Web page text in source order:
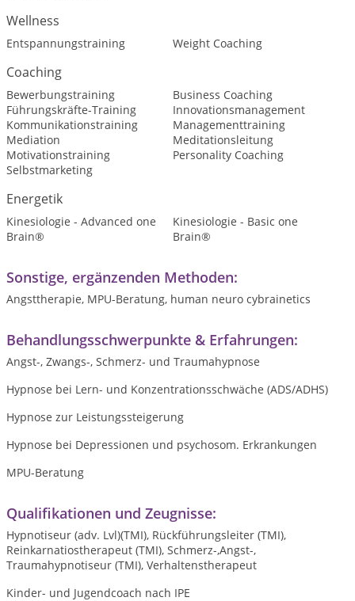
Wellness
Entspannungstraining Weight Coaching
Coaching
Bewerbungstraining
Business Coaching
Führungskräfte-Training
Innovationsmanagement
Kommunikationstraining
Managementtraining
Mediation
Meditationsleitung
Motivationstraining
Personality Coaching
Selbstmarketing
Energetik
Kinesiologie - Advanced one
Brain®
Kinesiologie - Basic one
Brain®
Sonstige, ergänzenden Methoden:
Angsttherapie, MPU-Beratung, human neuro cybrainetics
Behandlungsschwerpunkte & Erfahrungen:
Angst-, Zwangs-, Schmerz- und Traumahypnose
Hypnose bei Lern- und Konzentrationsschwäche (ADS/ADHS)
Hypnose zur Leistungssteigerung
Hypnose bei Depressionen und psychosom. Erkrankungen
MPU-Beratung
Qualifikationen und Zeugnisse:
Hypnotiseur (adv. Lvl)(TMI), Rückführungsleiter (TMI),
Reinkarnatiostherapeut (TMI), Schmerz-,Angst-,
Traumahypnotiseur (TMI), Verhaltenstherapeut
Kinder- und Jugendcoach nach IPE